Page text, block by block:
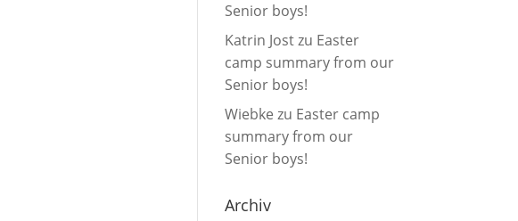
Senior boys!
Katrin Jostzu Easter
camp summary from our
Senior boys!
Wiebke zu Easter camp
summary from our
Senior boys!
Archiv